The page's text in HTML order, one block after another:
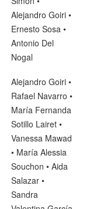
Alejandro Goiri •
Ernesto Sosa •
Antonio Del
Nogal
Alejandro Goiri •
Rafael Navarro •
María Fernanda
Sotillo Lairet •
Vanessa Mawad
• María Alessia
Souchon • Aida
Salazar •
Sandra